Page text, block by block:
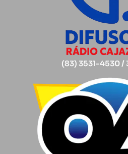
(83) 3531-4530 /